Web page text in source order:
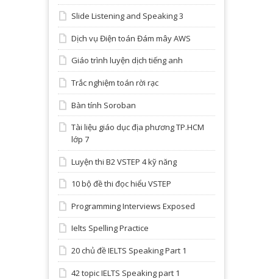
Slide Listening and Speaking 3
Dịch vụ Điện toán Đám mây AWS
Giáo trình luyện dịch tiếng anh
Trắc nghiệm toán rời rạc
Bàn tính Soroban
Tài liệu giáo dục địa phương TP.HCM
lớp 7
Luyện thi B2 VSTEP 4 kỹ năng
10 bộ đề thi đọc hiểu VSTEP
Programming Interviews Exposed
Ielts Spelling Practice
20 chủ đề IELTS Speaking Part 1
42 topic IELTS Speaking part 1